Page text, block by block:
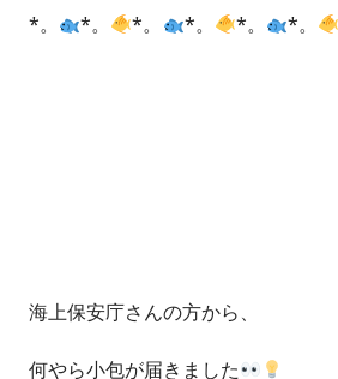
*。 *。 *。 *。 *。 *。
海上保安庁さんの方から、
何やら小包が届きました